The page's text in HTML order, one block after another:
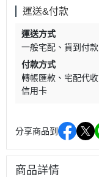
運送&付款
運送方式
一般宅配
貨到付款
付款方式
轉帳匯款
宅配代收
信用卡
分享商品到
商品詳情